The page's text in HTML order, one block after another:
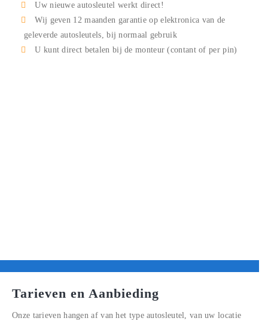
Uw nieuwe autosleutel werkt direct!
Wij geven 12 maanden garantie op elektronica van de
geleverde autosleutels, bij normaal gebruik
U kunt direct betalen bij de monteur (contant of per pin)
Tarieven en Aanbieding
Onze tarieven hangen af van het type autosleutel, van uw locatie